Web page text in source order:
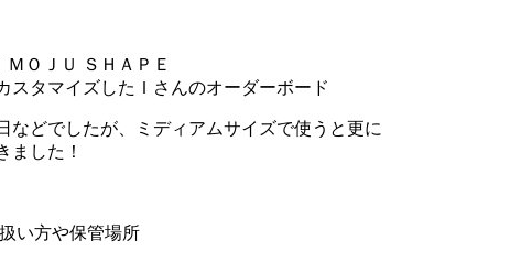
ＭＯＪＵ ＳＨＡＰＥ
スタマイズしたＩさんのオーダーボード
どでしたが、ミディアムサイズで使うと更に
ました！
い方や保管場所